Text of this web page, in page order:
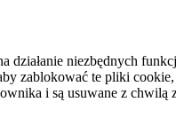
działanie niezbędnych
zablokować te pliki
i są usuwane z chwilą